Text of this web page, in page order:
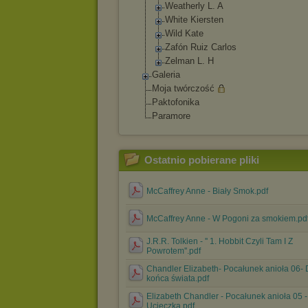
Weatherly L. A
White Kiersten
Wild Kate
Zafón Ruiz Carlos
Zelman L. H
Galeria
Moja twórczość
Paktofonika
Paramore
Ostatnio pobierane pliki
McCaffrey Anne - Biały Smok.pdf
McCaffrey Anne - W Pogoni za
J.R.R. Tolkien - '' 1. Hobbit Czyli Tam I Z
Powrotem''.pdf
Chandler Elizabeth- Pocałunek anioła 06-
końca świata.pdf
Elizabeth Chandler - Pocałunek anioła 05 -
Ucieczka.pdf